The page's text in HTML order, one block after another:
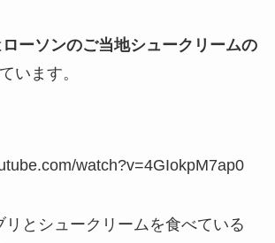
ローソンのご当地シュークリームの
います。
watch?v=4GIokpM7ap0
リとシュークリームを食べている